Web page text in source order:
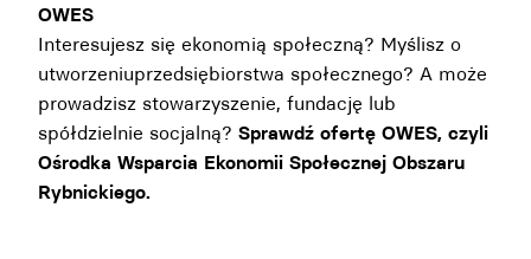
OWES
Interesujesz się ekonomią społeczną? Myślisz o
utworzeniuprzedsiębiorstwa społecznego? A może
prowadzisz stowarzyszenie, fundację lub
spółdzielnie socjalną? Sprawdź ofertę OWES, czyli
Ośrodka Wsparcia Ekonomii Społecznej Obszaru
Rybnickiego.